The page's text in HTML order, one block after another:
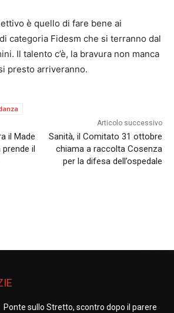
è quello di fare bene ai
categoria Fidesm che si terranno dal
Il talento c’è, la bravura non manca
presto arriveranno.
il Made
prende il
Articolo successivo
Sanità, il Comitato 31 ottobre
chiama a raccolta Cosenza
per la difesa dell’ospedale
Ponte sullo Stretto, scontro dopo il parere